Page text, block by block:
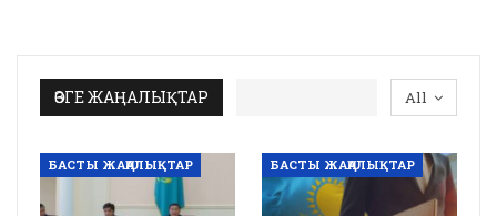
All
ӨЗГЕ ЖАҢАЛЫҚТАР
БАСТЫ ЖАҢАЛЫҚТАР БАСТЫ ЖАҢАЛЫҚТАР